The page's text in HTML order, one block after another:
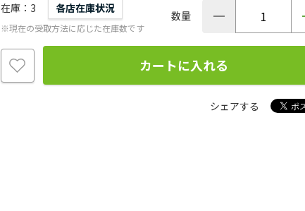
在庫 3 各店在庫状況
※現在の受取方法に応じた在庫数です
数量
カートに入れる
シェアする